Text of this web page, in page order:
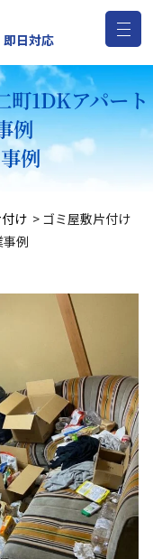
即日対応
町1DKアパート
例
例
け > ゴミ屋敷片付け
事例